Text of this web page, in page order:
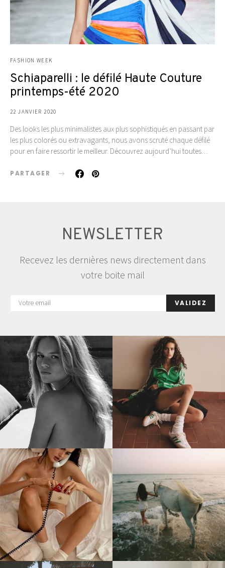
FASHION WEEK
Schiaparelli : le défilé Haute Couture
printemps-été 2020
22 JANVIER 2020
Des looks les plus minimalistes aux plus sophistiqués en passant par
les plus colorés ou extravagants, nous avons scruté chaque défilé
pour en faire ressortir le meilleur. Découvrez aujourd’hui toutes…
PARTAGER
NEWSLETTER
Recevez les dernières news directement dans
votre boite mail
VALIDEZ